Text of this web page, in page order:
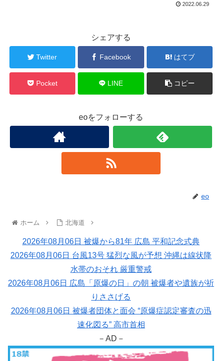
2022.06.29
シェアする
Twitter Facebook はてブ
Pocket LINE コピー
eoをフォローする
eo
ホーム 北海道
2026年08月06日 被爆から81年 広島 平和記念式典
2026年08月06日 台風13号 猛烈な風が予想 沖縄は線状降
水帯のおそれ 厳重警戒
2026年08月06日 広島「原爆の日」の朝 被爆者や遺族が祈
りささげる
2026年08月06日 被爆者団体と面会 “原爆症認定審査の迅
速化図る” 高市首相
－AD－